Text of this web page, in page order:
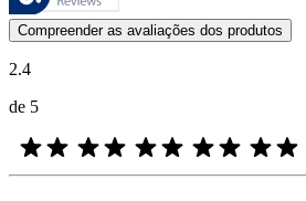
As opiniões dos clientes na forma de
Compreender as avaliações dos produtos
2.4
de 5